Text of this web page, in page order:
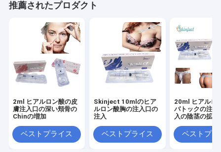
推薦されたプロダクト
2ml ヒアルロン酸の皮
膚注入口の深い頬骨の
Chinの増加
ベストプライス
Skinject 10mlのヒア
ルロン酸胸の注入口の
注入
ベストプライス
20ml ヒアルロ
バトックの注入
入の陰茎の拡大
ベストプラ